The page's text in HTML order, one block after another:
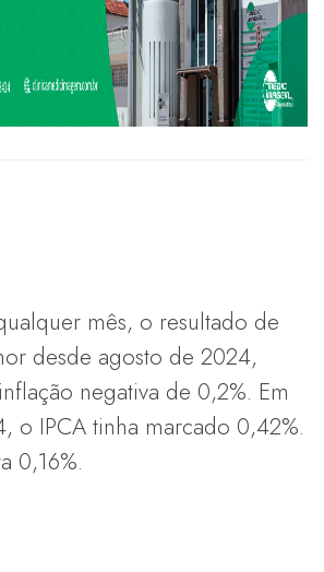
mês, o resultado de
desde agosto de 2024,
negativa de 0,2%. Em
o IPCA tinha marcado 0,42%.
0,16%.